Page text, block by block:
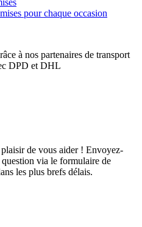
pour chaque occasion
à nos partenaires de transport
DPD et DHL
de vous aider ! Envoyez-
via le formulaire de
les plus brefs délais.